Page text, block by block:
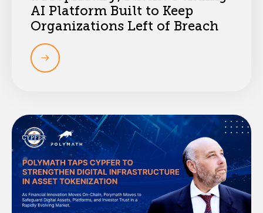
AI Platform Built to Keep
Organizations Left of Breach